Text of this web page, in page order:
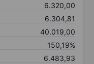
6.320,00
6.304,81
40.019,00
150,19%
6.483,93